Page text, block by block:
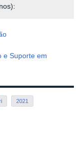
e Suporte em
2021